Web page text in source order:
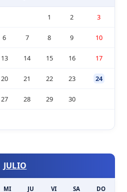
1 2 3
6 7 8 9 10
13 14 15 16 17
20 21 22 23 24
27 28 29 30
JULIO
MI JU VI SA DO